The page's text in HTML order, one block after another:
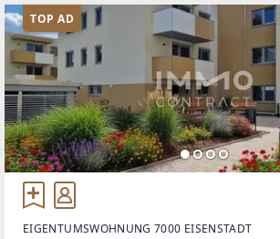
TOP AD
EIGENTUMSWOHNUNG 7000 EISENSTADT